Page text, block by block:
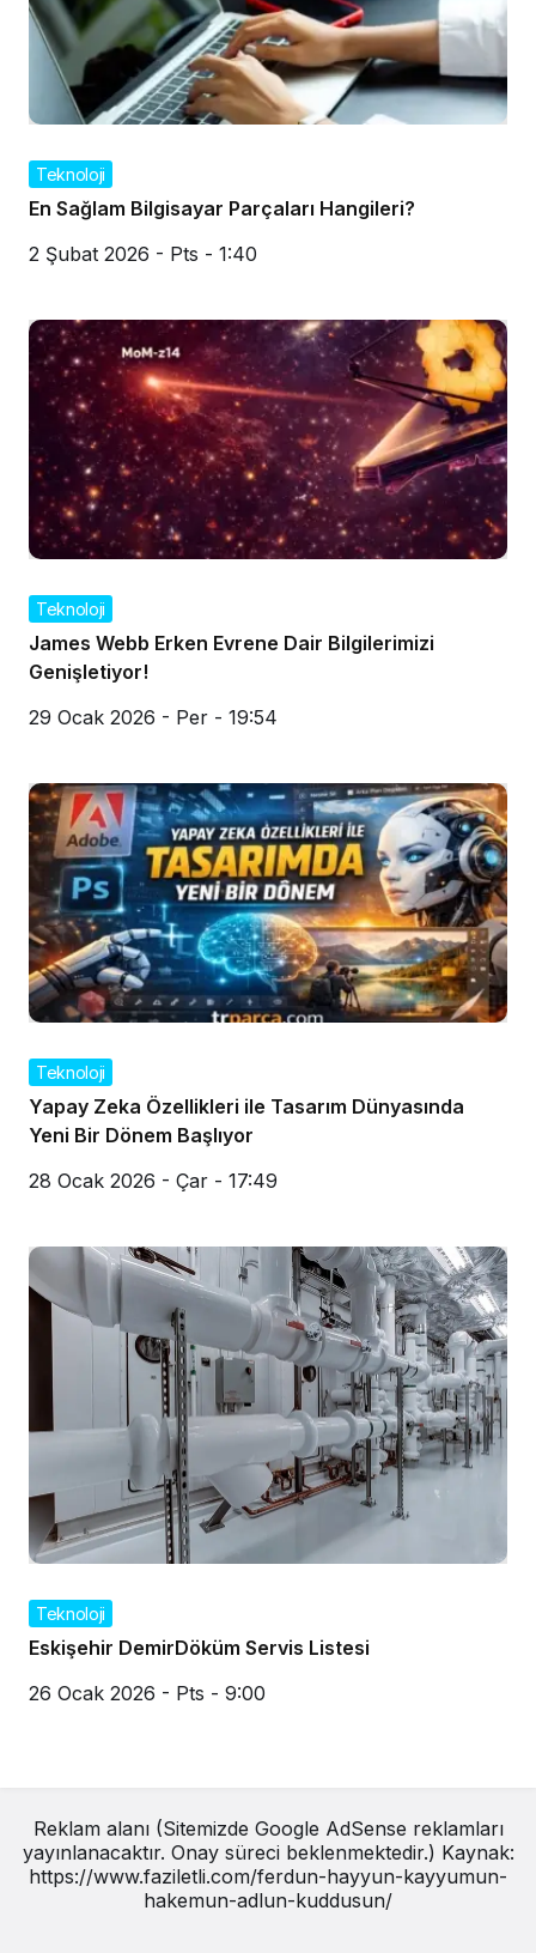
Teknoloji
En Sağlam Bilgisayar Parçaları Hangileri?
2 Şubat 2026 - Pts - 1:40
Teknoloji
James Webb Erken Evrene Dair Bilgilerimizi
Genişletiyor!
29 Ocak 2026 - Per - 19:54
Teknoloji
Yapay Zeka Özellikleri ile Tasarım Dünyasında
Yeni Bir Dönem Başlıyor
28 Ocak 2026 - Çar - 17:49
Teknoloji
Eskişehir DemirDöküm Servis Listesi
26 Ocak 2026 - Pts - 9:00
Reklam alanı (Sitemizde Google AdSense reklamları
yayınlanacaktır. Onay süreci beklenmektedir.) Kaynak:
https://www.faziletli.com/ferdun-hayyun-kayyumun-
hakemun-adlun-kuddusun/